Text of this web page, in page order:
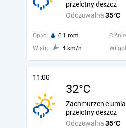
Odczuwalna 35°C
przelotny deszcz
Opad: 0.1 mm
Wiatr:
4 km/h
11:00
32°C
Odczuwalna 35°C
Zachmurzenie
przelotny deszcz